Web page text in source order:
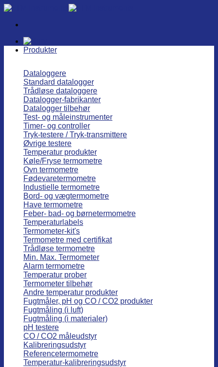
Fortsæt
indhold
Produkter
Dataloggere
Standard datalogger
Trådløse dataloggere
Datalogger-fabrikanter
Datalogger tilbehør
Test- og måleinstrumenter
Timer- og controller
Tryk-testere / Tryk-transmittere
Øvrige testere
Temperatur produkter
Køle/Fryse termometre
Ovn termometre
Fødevaretermometre
Industielle termometre
Bord- og vægtermometre
Have termometre
Feber- bad- og børnetermometre
Temperaturlabels
Termometer-kit's
Termometre med certifikat
Trådløse termometre
Min. Max. Termometer
Alarm termometre
Temperatur prober
Termometer tilbehør
Andre temperatur produkter
Fugtmåler, pH og CO / CO2 produkter
Fugtmåling (i luft)
Fugtmåling (i materialer)
pH testere
CO / CO2 måleudstyr
Kalibreringsudstyr
Referencetermometre
Temperatur-kalibreringsudstyr